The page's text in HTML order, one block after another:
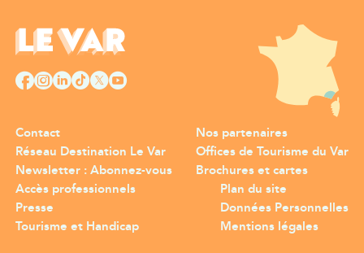
Contact
Réseau Destination Le Var
Newsletter : Abonnez-vous
Nos partenaires
Offices de Tourisme du Var
Brochures et cartes
Accès professionnels
Presse
Tourisme et Handicap
Plan du site
Données Personnelles
Mentions légales